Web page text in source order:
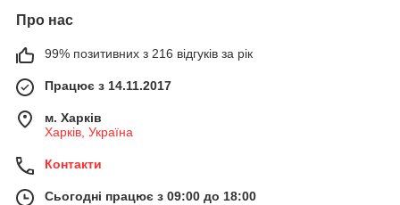
Про нас
99% позитивних з 216 відгуків за рік
Працює з 14.11.2017
м. Харків
Харків, Україна
Контакти
Сьогодні працює з 09:00 до 18:00